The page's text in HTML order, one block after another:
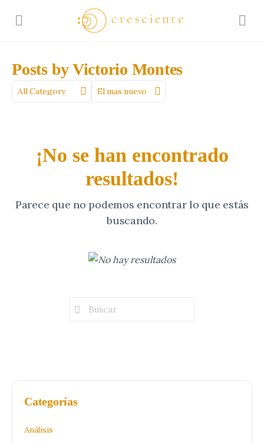
Posts by Victorio Montes
Categoría
Sort
¡No se han encontrado
resultados!
Parece que no podemos encontrar lo que estás
buscando.
Buscar:
Categorías
Análisis